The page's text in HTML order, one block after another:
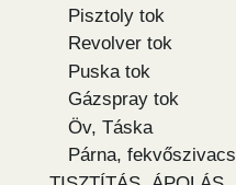
Pisztoly tok
Revolver tok
Puska tok
Gázspray tok
Öv, Táska
Párna, fekvőszivacs